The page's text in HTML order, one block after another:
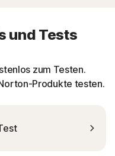
und Tests
zum Testen.
Produkte testen.